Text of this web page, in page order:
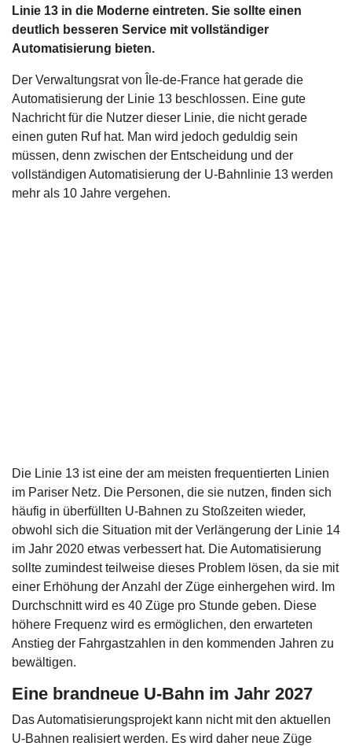
Linie 13 in die Moderne eintreten. Sie sollte einen
deutlich besseren Service mit vollständiger
Automatisierung bieten.
Der Verwaltungsrat von Île-de-France hat gerade die
Automatisierung der Linie 13 beschlossen. Eine gute
Nachricht für die Nutzer dieser Linie, die nicht gerade
einen guten Ruf hat. Man wird jedoch geduldig sein
müssen, denn zwischen der Entscheidung und der
vollständigen Automatisierung der U-Bahnlinie 13 werden
mehr als 10 Jahre vergehen.
Die Linie 13 ist eine der am meisten frequentierten Linien
im Pariser Netz. Die Personen, die sie nutzen, finden sich
häufig in überfüllten U-Bahnen zu Stoßzeiten wieder,
obwohl sich die Situation mit der Verlängerung der Linie 14
im Jahr 2020 etwas verbessert hat. Die Automatisierung
sollte zumindest teilweise dieses Problem lösen, da sie mit
einer Erhöhung der Anzahl der Züge einhergehen wird. Im
Durchschnitt wird es 40 Züge pro Stunde geben. Diese
höhere Frequenz wird es ermöglichen, den erwarteten
Anstieg der Fahrgastzahlen in den kommenden Jahren zu
bewältigen.
Eine brandneue U-Bahn im Jahr 2027
Das Automatisierungsprojekt kann nicht mit den aktuellen
U-Bahnen realisiert werden. Es wird daher neue Züge